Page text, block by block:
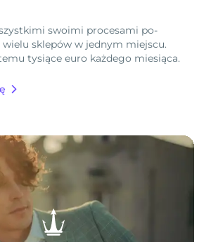
swoimi procesami po-
sklepów w jednym miejscu.
tysiące euro każdego miesiąca.